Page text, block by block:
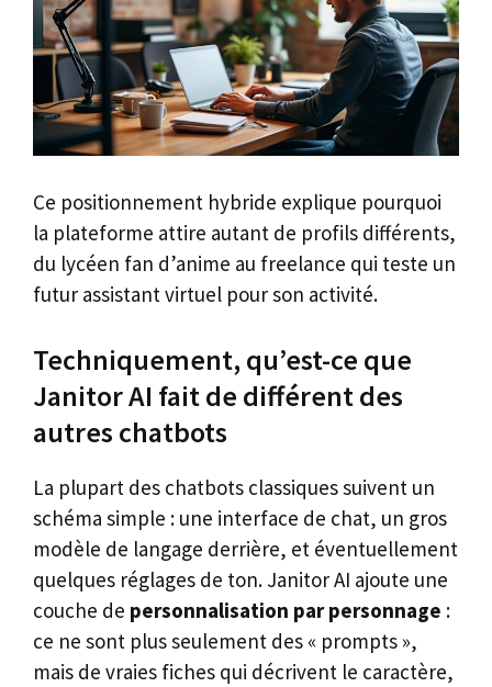
Ce positionnement hybride explique pourquoi
la plateforme attire autant de profils différents,
du lycéen fan d’anime au freelance qui teste un
futur assistant virtuel pour son activité.
Techniquement, qu’est-ce que
Janitor AI fait de différent des
autres chatbots
La plupart des chatbots classiques suivent un
schéma simple : une interface de chat, un gros
modèle de langage derrière, et éventuellement
quelques réglages de ton. Janitor AI ajoute une
couche de personnalisation par personnage :
ce ne sont plus seulement des « prompts »,
mais de vraies fiches qui décrivent le caractère,